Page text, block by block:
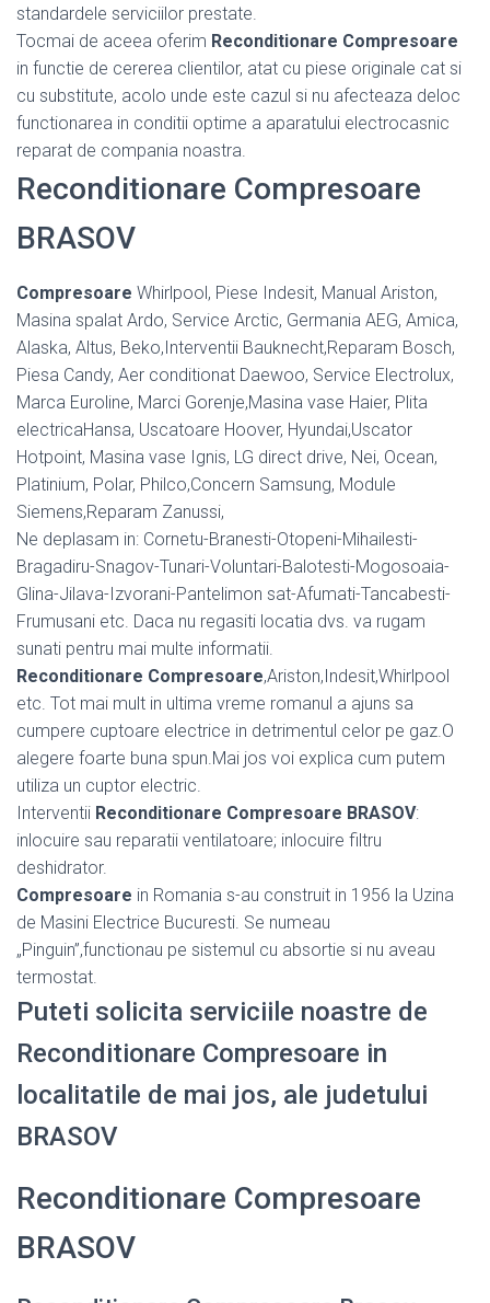
standardele serviciilor prestate.
Tocmai de aceea oferim Reconditionare Compresoare
in functie de cererea clientilor, atat cu piese originale cat si
cu substitute, acolo unde este cazul si nu afecteaza deloc
functionarea in conditii optime a aparatului electrocasnic
reparat de compania noastra.
Reconditionare Compresoare
BRASOV
Compresoare Whirlpool, Piese Indesit, Manual Ariston,
Masina spalat Ardo, Service Arctic, Germania AEG, Amica,
Alaska, Altus, Beko,Interventii Bauknecht,Reparam Bosch,
Piesa Candy, Aer conditionat Daewoo, Service Electrolux,
Marca Euroline, Marci Gorenje,Masina vase Haier, Plita
electricaHansa, Uscatoare Hoover, Hyundai,Uscator
Hotpoint, Masina vase Ignis, LG direct drive, Nei, Ocean,
Platinium, Polar, Philco,Concern Samsung, Module
Siemens,Reparam Zanussi,
Ne deplasam in: Cornetu-Branesti-Otopeni-Mihailesti-
Bragadiru-Snagov-Tunari-Voluntari-Balotesti-Mogosoaia-
Glina-Jilava-Izvorani-Pantelimon sat-Afumati-Tancabesti-
Frumusani etc. Daca nu regasiti locatia dvs. va rugam
sunati pentru mai multe informatii.
Reconditionare Compresoare,Ariston,Indesit,Whirlpool
etc. Tot mai mult in ultima vreme romanul a ajuns sa
cumpere cuptoare electrice in detrimentul celor pe gaz.O
alegere foarte buna spun.Mai jos voi explica cum putem
utiliza un cuptor electric.
Interventii Reconditionare Compresoare BRASOV:
inlocuire sau reparatii ventilatoare; inlocuire filtru
deshidrator.
Compresoare in Romania s-au construit in 1956 la Uzina
de Masini Electrice Bucuresti. Se numeau
„Pinguin”,functionau pe sistemul cu absortie si nu aveau
termostat.
Puteti solicita serviciile noastre de
Reconditionare Compresoare in
localitatile de mai jos, ale judetului
BRASOV
Reconditionare Compresoare
BRASOV